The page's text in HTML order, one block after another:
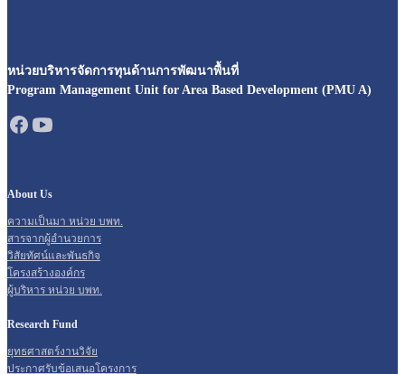
หน่วยบริหารจัดการทุนด้านการพัฒนาพื้นที่
Program Management Unit for Area Based Development (PMU A)
About Us
ความเป็นมา หน่วย บพท.
สารจากผู้อำนวยการ
วิสัยทัศน์และพันธกิจ
โครงสร้างองค์กร
ผู้บริหาร หน่วย บพท.
Research Fund
ยุทธศาสตร์งานวิจัย
ประกาศรับข้อเสนอโครงการ